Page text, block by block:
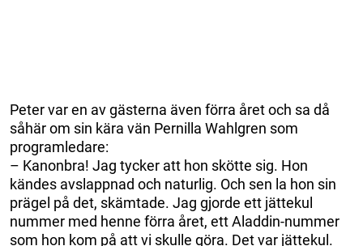
Peter var en av gästerna även förra året och sa då
såhär om sin kära vän Pernilla Wahlgren som
programledare:
– Kanonbra! Jag tycker att hon skötte sig. Hon
kändes avslappnad och naturlig. Och sen la hon sin
prägel på det, skämtade. Jag gjorde ett jättekul
nummer med henne förra året, ett Aladdin-nummer
som hon kom på att vi skulle göra. Det var jättekul.